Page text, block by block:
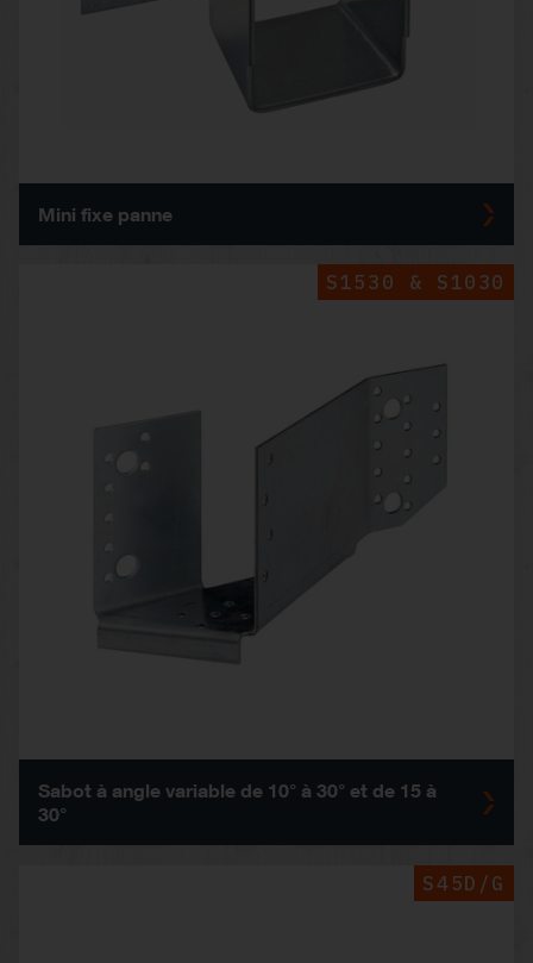
Mini fixe panne
S1530 & S1030
Sabot à angle variable de 10° à 30° et de 15 à
30°
S45D/G